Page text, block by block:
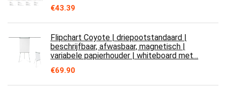
€43.39
Flipchart Coyote | driepootstandaard |
beschrijfbaar, afwasbaar, magnetisch |
variabele papierhouder | whiteboard met…
€69.90